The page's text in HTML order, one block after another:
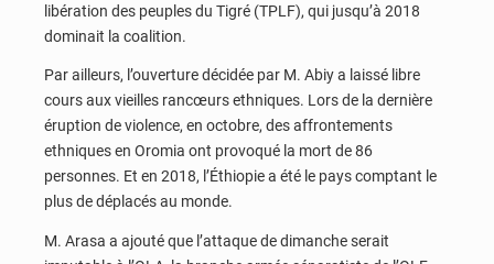
libération des peuples du Tigré (TPLF), qui jusqu’à 2018
dominait la coalition.
Par ailleurs, l’ouverture décidée par M. Abiy a laissé libre
cours aux vieilles rancœurs ethniques. Lors de la dernière
éruption de violence, en octobre, des affrontements
ethniques en Oromia ont provoqué la mort de 86
personnes. Et en 2018, l’Éthiopie a été le pays comptant le
plus de déplacés au monde.
M. Arasa a ajouté que l’attaque de dimanche serait